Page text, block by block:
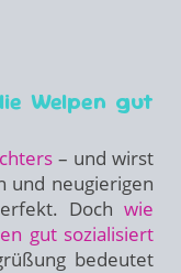
Welpen gut
– und wirst
und neugierigen
Doch wie
gut sozialisiert
bedeutet